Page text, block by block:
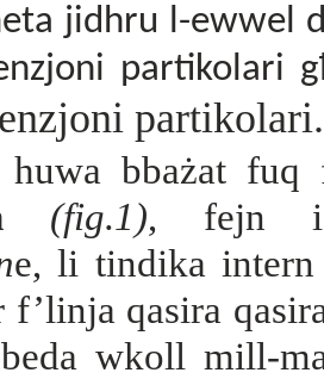
jidhru l-ewwel
partikolari
huwa bbażat
(fig.1), fejn
e, li tindika
f’linja qasira
wkoll mill-